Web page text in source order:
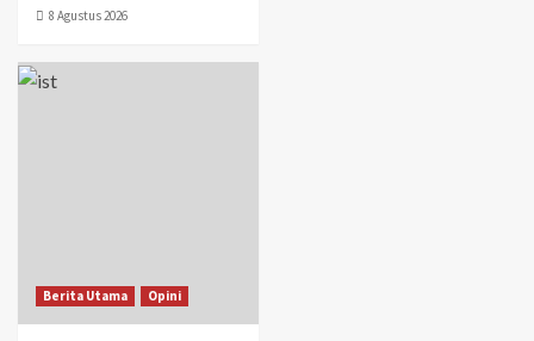
8 Agustus 2026
Berita Utama Opini